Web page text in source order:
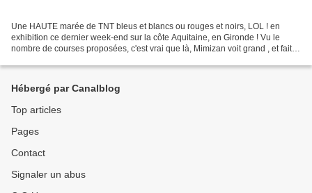
Une HAUTE marée de TNT bleus et blancs ou rouges et noirs, LOL ! en
exhibition ce dernier week-end sur la côte Aquitaine, en Gironde ! Vu le
nombre de courses proposées, c'est vrai que là, Mimizan voit grand , et fait
Hébergé par Canalblog
Top articles
Pages
Contact
Signaler un abus